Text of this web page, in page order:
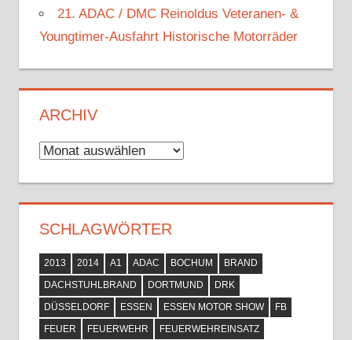
21. ADAC / DMC Reinoldus Veteranen- &
Youngtimer-Ausfahrt Historische Motorräder
ARCHIV
Archiv
SCHLAGWÖRTER
2013 2014 A1 ADAC BOCHUM
BRAND
DACHSTUHLBRAND
DORTMUND
DRK
DÜSSELDORF
ESSEN ESSEN MOTOR SHOW
FB
FEUER
FEUERWEHR
FEUERWEHREINSATZ